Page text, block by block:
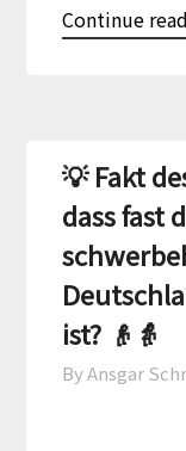
Continue
💡 Fakt
dass fast
ist? 👴👵
By Ansgar